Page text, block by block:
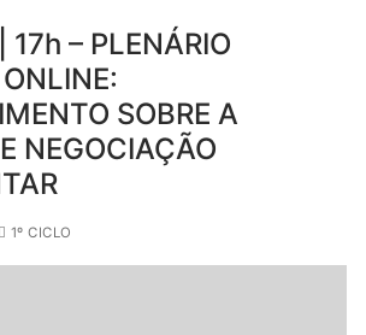
/ IPSS / MISERICÓRDIAS
17h – PLENÁRIO
SOBRE A
NEGOCIAÇÃO
1º CICLO